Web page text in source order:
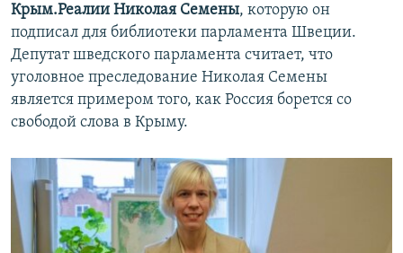
Крым.Реалии Николая Семены, которую он
подписал для библиотеки парламента Швеции.
Депутат шведского парламента считает, что
уголовное преследование Николая Семены
является примером того, как Россия борется со
свободой слова в Крыму.